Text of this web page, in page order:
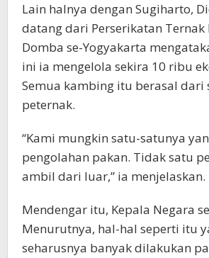
Lain halnya dengan Sugiharto,
datang dari Perserikatan Ternak
Domba se-Yogyakarta
ini ia mengelola sekira 10 ribu
Semua kambing itu berasal dari
peternak.
“Kami mungkin satu-satunya
pengolahan pakan. Tidak satu
ambil dari luar,” ia menjelaskan.
Mendengar itu, Kepala Negara
Menurutnya, hal-hal seperti itu
seharusnya banyak dilakukan